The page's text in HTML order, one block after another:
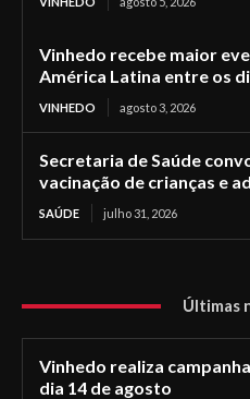
Vinhedo recebe maior
América Latina entre os
VINHEDO agosto 3, 2026
Secretaria de Saúde
vacinação de crianças e
SAÚDE julho 31, 2026
Últimas
Vinhedo realiza
dia 14 de agosto